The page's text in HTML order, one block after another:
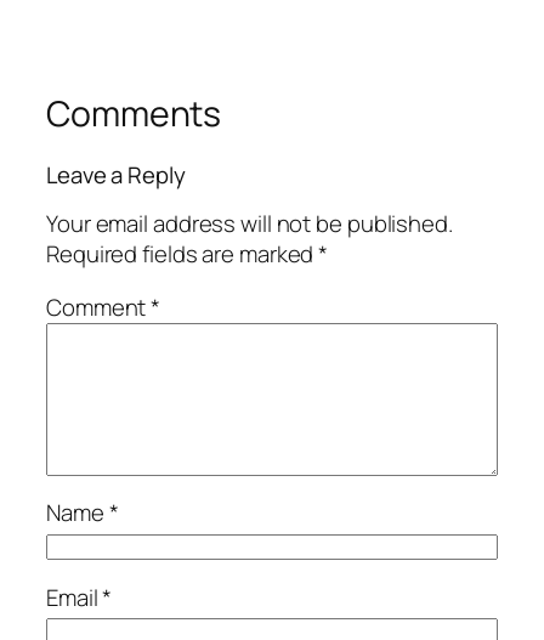
Comments
Leave a Reply
Your email address will not be published.
Required fields are marked*
Comment*
Name*
Email*